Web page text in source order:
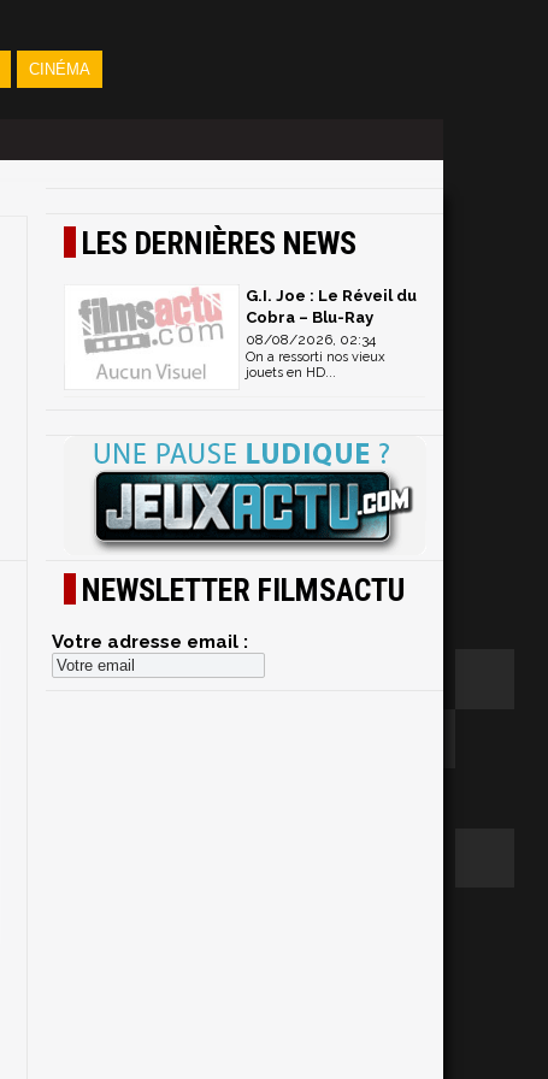
CINÉMA
LES DERNIÈRES NEWS
G.I. Joe : Le Réveil du
Cobra – Blu-Ray
08/08/2026, 02:34
On a ressorti nos vieux
jouets en HD...
NEWSLETTER FILMSACTU
Votre adresse email :